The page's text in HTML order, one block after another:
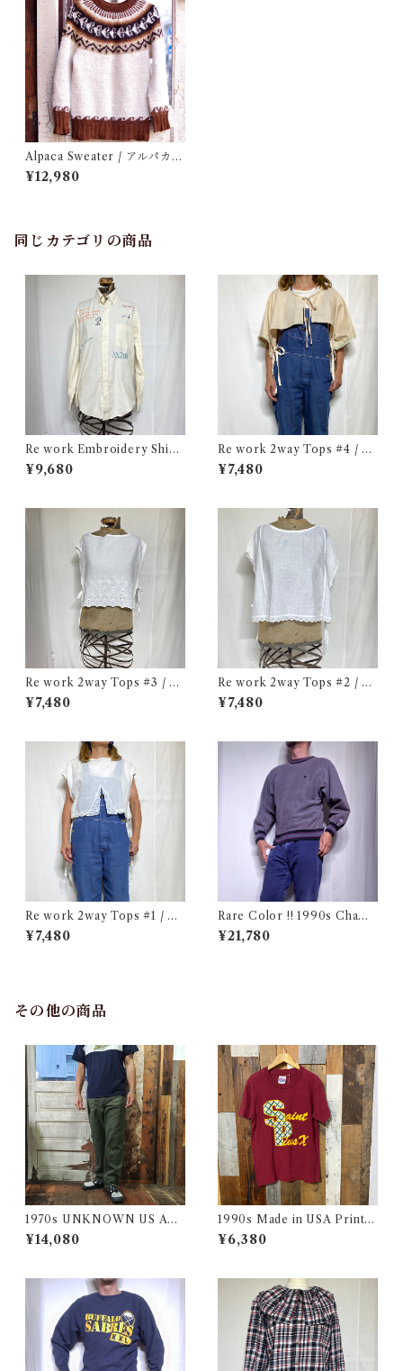
Alpaca Sweater / アルパカ
セーター 古着
¥12,980
同じカテゴリの商品
Re work Embroidery Shirt
/ リワーク ハンド刺繍入り シ
ャツ 古着
¥9,680
Re work 2way Tops #4 / リ
ワーク 2way トップス 古着
¥7,480
Re work 2way Tops #3 / リ
ワーク 2way トップス 古着
¥7,480
Re work 2way Tops #2 / リ
ワーク 2way トップス 古着
¥7,480
Re work 2way Tops #1 / リ
ワーク 2way トップス 古着
¥7,480
Rare Color !! 1990s Champ
ion Reverse Weave Charco
al Gray Size M / チャンピオ
¥21,780
その他の商品
1970s UNKNOWN US AR
MY Style Utility Pants / Ba
ker 70年代 米軍 ベイカー パ
¥14,080
1990s Made in USA Print T
ee / 90年代 アメリカ製 プリ
ント Tシャツ 古着
¥6,380